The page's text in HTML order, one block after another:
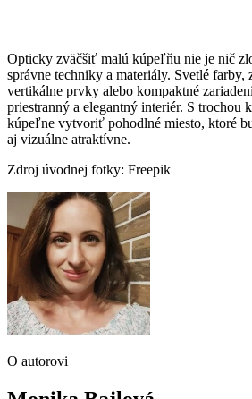
Opticky zväčšiť malú kúpeľňu nie je nič
správne techniky a materiály. Svetlé farby,
vertikálne prvky alebo kompaktné
priestranný a elegantný interiér. S trochou
kúpeľne vytvoriť pohodlné miesto, ktoré
aj vizuálne atraktívne.
Zdroj úvodnej fotky: Freepik
O autorovi